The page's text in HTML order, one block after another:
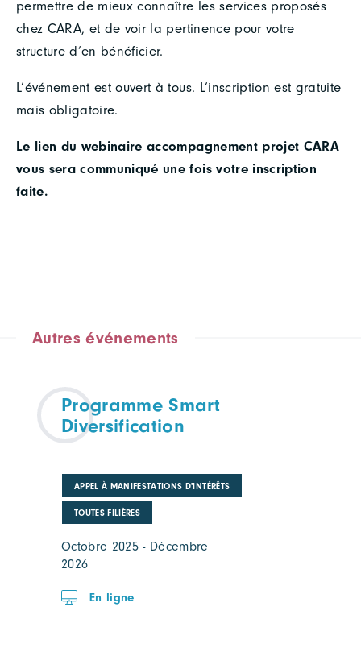
permettre de mieux connaître les services proposés
chez CARA, et de voir la pertinence pour votre
structure d’en bénéficier.
L’événement est ouvert à tous. L’inscription est gratuite
mais obligatoire.
Le lien du webinaire accompagnement projet CARA
vous sera communiqué une fois votre inscription
faite.
Autres événements
Programme Smart
Diversification
APPEL À MANIFESTATIONS D'INTÉRÊTS
TOUTES FILIÈRES
Octobre 2025 - Décembre
2026
En ligne